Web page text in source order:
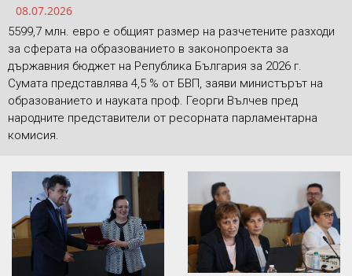
08.07.2026
5599,7 млн. евро е общият размер на разчетените разходи
за сферата на образованието в законопроекта за
държавния бюджет на Република България за 2026 г.
Сумата представлява 4,5 % от БВП, заяви министърът на
образованието и науката проф. Георги Вълчев пред
народните представители от ресорната парламентарна
комисия.